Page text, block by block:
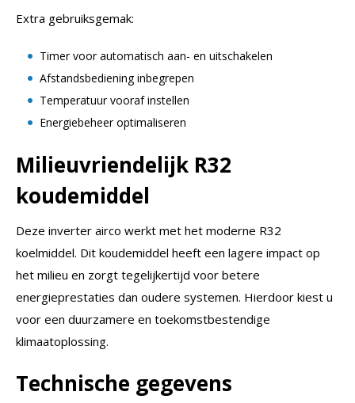
Extra gebruiksgemak:
Timer voor automatisch aan- en uitschakelen
Afstandsbediening inbegrepen
Temperatuur vooraf instellen
Energiebeheer optimaliseren
Milieuvriendelijk R32
koudemiddel
Deze inverter airco werkt met het moderne R32
koelmiddel. Dit koudemiddel heeft een lagere impact op
het milieu en zorgt tegelijkertijd voor betere
energieprestaties dan oudere systemen. Hierdoor kiest u
voor een duurzamere en toekomstbestendige
klimaatoplossing.
Technische gegevens